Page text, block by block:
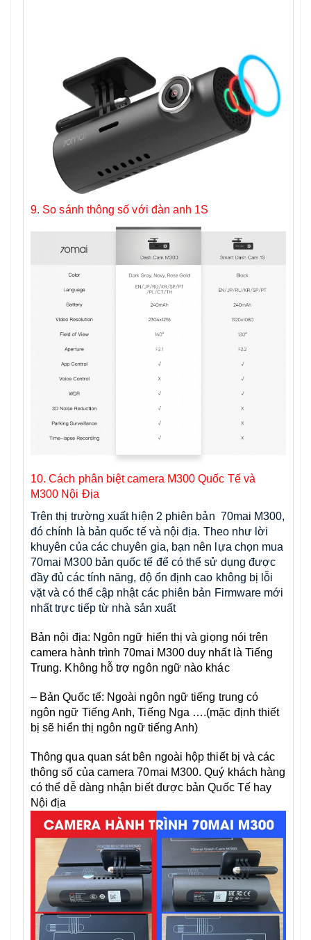
9. So sánh thông số với đàn anh 1S
10. Cách phân biệt camera M300 Quốc Tế và
M300 Nội Địa
Trên thị trường xuất hiện 2 phiên bản 70mai M300,
đó chính là bản quốc tế và nội địa. Theo như lời
khuyên của các chuyên gia, bạn nên lựa chọn mua
70mai M300 bản quốc tế để có thể sử dụng được
đầy đủ các tính năng, độ ổn định cao không bị lỗi
vặt và có thể cập nhật các phiên bản Firmware mới
nhất trực tiếp từ nhà sản xuất
Bản nội địa: Ngôn ngữ hiển thị và giọng nói trên
camera hành trình 70mai M300 duy nhất là Tiếng
Trung. Không hỗ trợ ngôn ngữ nào khác
– Bản Quốc tế: Ngoài ngôn ngữ tiếng trung có
ngôn ngữ Tiếng Anh, Tiếng Nga ….(mặc định thiết
bị sẽ hiển thị ngôn ngữ tiếng Anh)
Thông qua quan sát bên ngoài hộp thiết bị và các
thông số của camera 70mai M300. Quý khách hàng
có thể dễ dàng nhận biết được bản Quốc Tế hay
Nội địa